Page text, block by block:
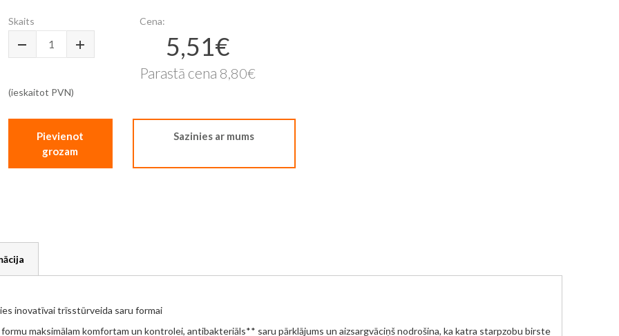
Skaits Cena:
Īpaša
cena
5,51€
Parastā cena 8,80€
(ieskaitot PVN)
Pievienot
grozam
Sazinies ar mums
inovatīvai trīsstūrveida saru formai
maksimālam komfortam un kontrolei, antibakteriāls** saru pārklājums un aizsargvāciņš nodrošina, ka katra starpzobu birste